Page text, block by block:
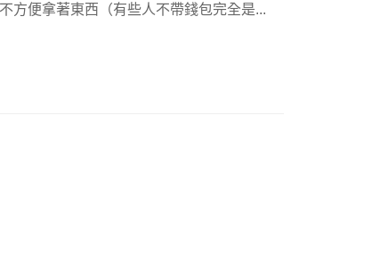
方便拿著東西（有些人不帶錢包完全是...